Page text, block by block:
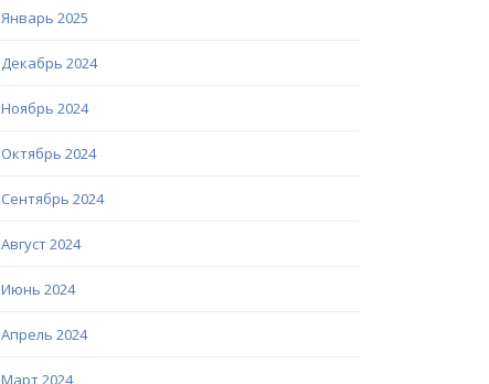
Январь 2025
Декабрь 2024
Ноябрь 2024
Октябрь 2024
Сентябрь 2024
Август 2024
Июнь 2024
Апрель 2024